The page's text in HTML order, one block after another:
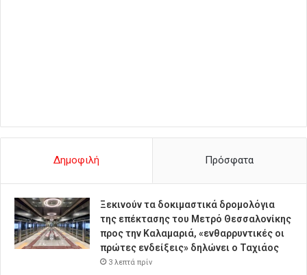
Δημοφιλή Πρόσφατα
Ξεκινούν τα δοκιμαστικά δρομολόγια
της επέκτασης του Μετρό Θεσσαλονίκης
προς την Καλαμαριά, «ενθαρρυντικές οι
πρώτες ενδείξεις» δηλώνει ο Ταχιάος
3 λεπτά πρίν